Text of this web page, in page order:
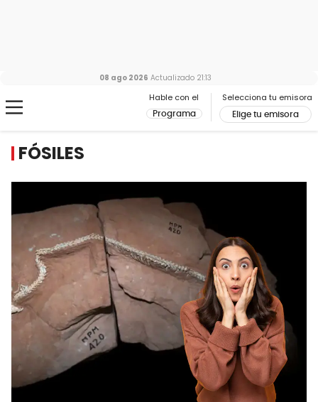
Hable con el
Programa
Selecciona tu emisora
Elige tu emisora
08 ago 2026 Actualizado 21:13
FÓSILES